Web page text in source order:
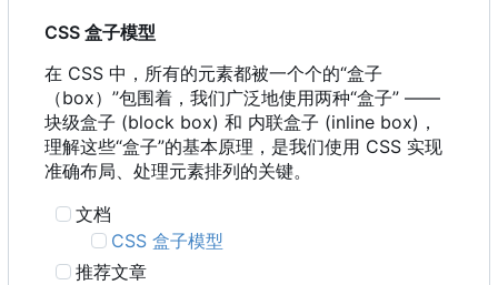
CSS 盒子模型
在 CSS 中 ， 所有的元素都被一个个的“盒子
（box） ”包围着 ， 我们广泛地使用两种“盒子” ——
块级盒子 (block box) 和 内联盒子 (inline box)，
理解这些“盒子”的基本原理，是我们使用 CSS 实现
准确布局、处理元素排列的关键。
文档
CSS 盒子模型
推荐文章